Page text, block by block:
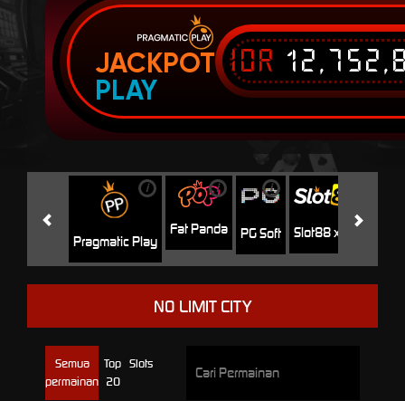
JACKPOT
PLAY
IDR
i
Pragmatic Play
i
Fat Panda
i
PG Soft Slot88 x PP
NO LIMIT CITY
Semua
permainan
Top
20
Slots